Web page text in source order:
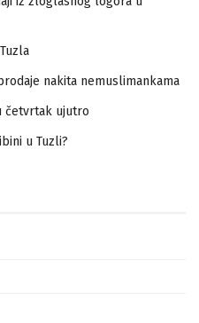
nakita nemuslimankama
četvrtak ujutro
u Tuzli?